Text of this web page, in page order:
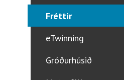
Fréttir
eTwinning
Gróðurhúsið